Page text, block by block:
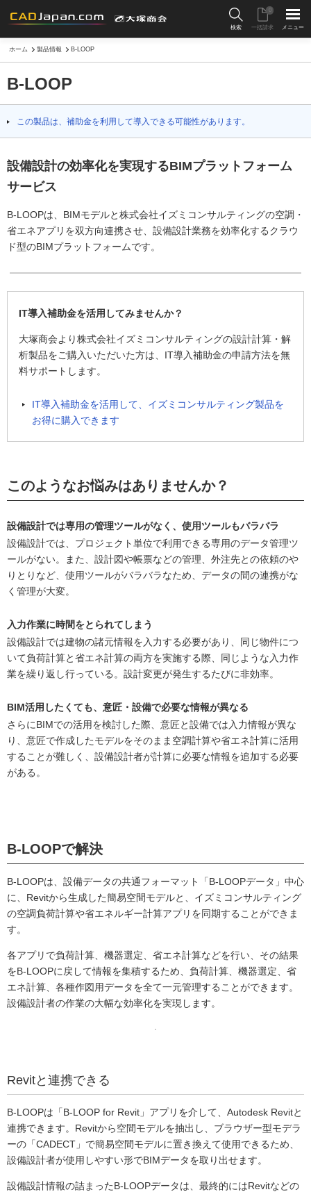
検索 一括請求
0
メニュー
ホーム 製品情報 B-LOOP
B-LOOP
この製品は、補助金を利用して導入できる可能性があります。
設備設計の効率化を実現するBIMプラットフォーム
サービス
B-LOOPは、BIMモデルと株式会社イズミコンサルティングの空調・
省エネアプリを双方向連携させ、設備設計業務を効率化するクラウ
ド型のBIMプラットフォームです。
IT導入補助金を活用してみませんか？
大塚商会より株式会社イズミコンサルティングの設計計算・解
析製品をご購入いただいた方は、IT導入補助金の申請方法を無
料サポートします。
IT導入補助金を活用して、イズミコンサルティング製品を
お得に購入できます
このようなお悩みはありませんか？
設備設計では専用の管理ツールがなく、使用ツールもバラバラ
設備設計では、プロジェクト単位で利用できる専用のデータ管理ツ
ールがない。また、設計図や帳票などの管理、外注先との依頼のや
りとりなど、使用ツールがバラバラなため、データの間の連携がな
く管理が大変。
入力作業に時間をとられてしまう
設備設計では建物の諸元情報を入力する必要があり、同じ物件につ
いて負荷計算と省エネ計算の両方を実施する際、同じような入力作
業を繰り返し行っている。設計変更が発生するたびに非効率。
BIM活用したくても、意匠・設備で必要な情報が異なる
さらにBIMでの活用を検討した際、意匠と設備では入力情報が異な
り、意匠で作成したモデルをそのまま空調計算や省エネ計算に活用
することが難しく、設備設計者が計算に必要な情報を追加する必要
がある。
B-LOOPで解決
B-LOOPは、設備データの共通フォーマット「B-LOOPデータ」中心
に、Revitから生成した簡易空間モデルと、イズミコンサルティング
の空調負荷計算や省エネルギー計算アプリを同期することができま
す。
各アプリで負荷計算、機器選定、省エネ計算などを行い、その結果
をB-LOOPに戻して情報を集積するため、負荷計算、機器選定、省
エネ計算、各種作図用データを全て一元管理することができます。
設備設計者の作業の大幅な効率化を実現します。
Revitと連携できる
B-LOOPは「B-LOOP for Revit」アプリを介して、Autodesk Revitと
連携できます。Revitから空間モデルを抽出し、ブラウザー型モデラ
ーの「CADECT」で簡易空間モデルに置き換えて使用できるため、
設備設計者が使用しやすい形でBIMデータを取り出せます。
設備設計情報の詰まったB-LOOPデータは、最終的にはRevitなどの